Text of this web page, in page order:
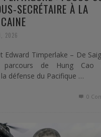
SECRÉTAIRE À LA
2026
Edward Timperlake – De
parcours de Hung
défense du Pacifique …
0